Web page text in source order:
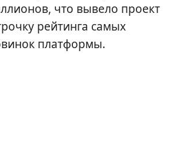
что вывело проект
рейтинга самых
платформы.